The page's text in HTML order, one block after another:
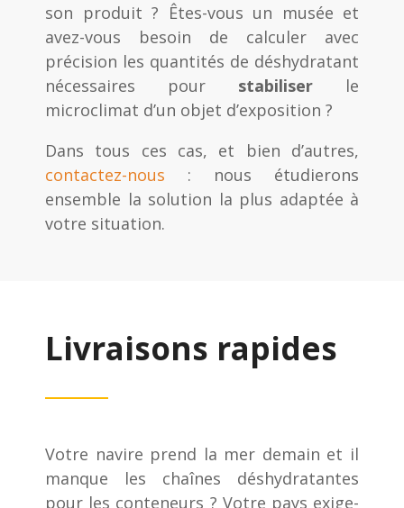
son produit ? Êtes-vous un musée et
avez-vous besoin de calculer avec
précision les quantités de déshydratant
nécessaires pour stabiliser le
microclimat d’un objet d’exposition ?
Dans tous ces cas, et bien d’autres,
contactez-nous : nous étudierons
ensemble la solution la plus adaptée à
votre situation.
Livraisons rapides
Votre navire prend la mer demain et il
manque les chaînes déshydratantes
pour les conteneurs ? Votre pays exige-